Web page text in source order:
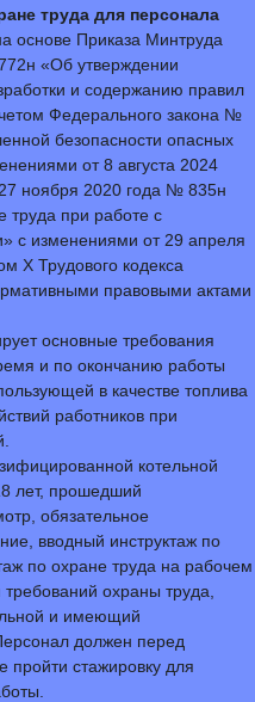
труда для персонала
основе Приказа Минтруда
«Об утверждении
и содержанию правил
Федерального закона №
безопасности опасных
от 8 августа 2024
ноября 2020 года № 835н
труда при работе с
с изменениями от 29 апреля
Х Трудового кодекса
правовыми актами
основные требования
и по окончанию работы
в качестве топлива
работников при
котельной
лет, прошедший
обязательное
вводный инструктаж по
по охране труда на рабочем
охраны труда,
и имеющий
должен перед
пройти стажировку для